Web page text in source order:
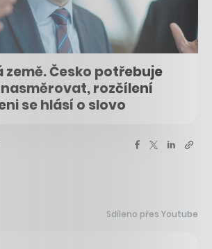
země. Česko potřebuje
rozčílení
se hlásí o slovo
Sdíleno přes Youtube